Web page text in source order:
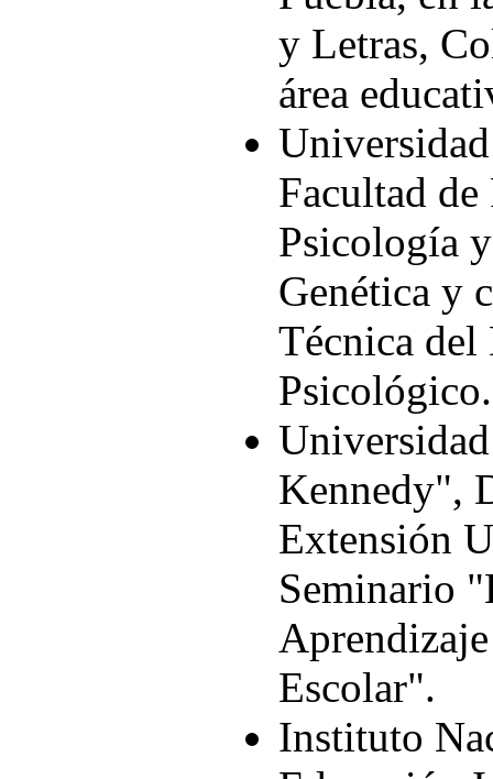
y Letras,
área
Facultad
Psicología
Genética y
Técnica
Psicológico.
Kennedy",
Extensión
Seminario
Escolar".
Instituto